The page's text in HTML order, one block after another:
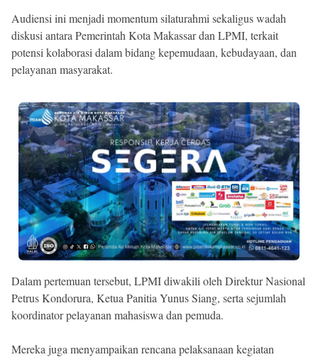
Audiensi ini menjadi momentum silaturahmi sekaligus wadah
diskusi antara Pemerintah Kota Makassar dan LPMI, terkait
potensi kolaborasi dalam bidang kepemudaan, kebudayaan, dan
pelayanan masyarakat.
Dalam pertemuan tersebut, LPMI diwakili oleh Direktur Nasional
Petrus Kondorura, Ketua Panitia Yunus Siang, serta sejumlah
koordinator pelayanan mahasiswa dan pemuda.
Mereka juga menyampaikan rencana pelaksanaan kegiatan